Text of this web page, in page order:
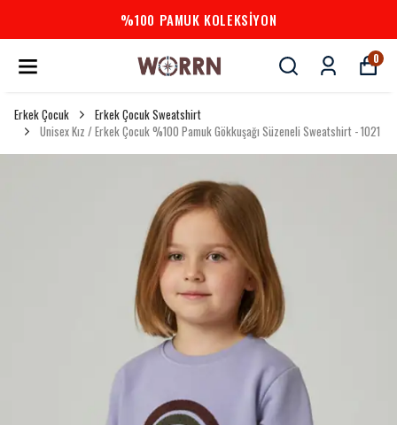
%100 PAMUK KOLEKSİYON
0
Erkek Çocuk
Erkek Çocuk Sweatshirt
Unisex Kız / Erkek Çocuk %100 Pamuk Gökkuşağı Süzeneli Sweatshirt - 1021